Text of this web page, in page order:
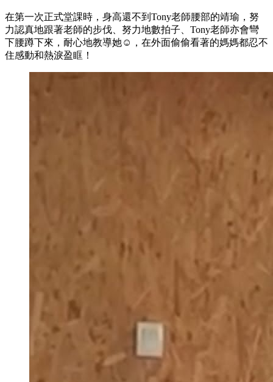
在第一次正式堂課時，身高還不到Tony老師腰部的靖瑜，努
力認真地跟著老師的步伐、努力地數拍子、Tony老師亦會彎
下腰蹲下來，耐心地教導她☺️，在外面偷偷看著的媽媽都忍不
住感動和熱淚盈眶！